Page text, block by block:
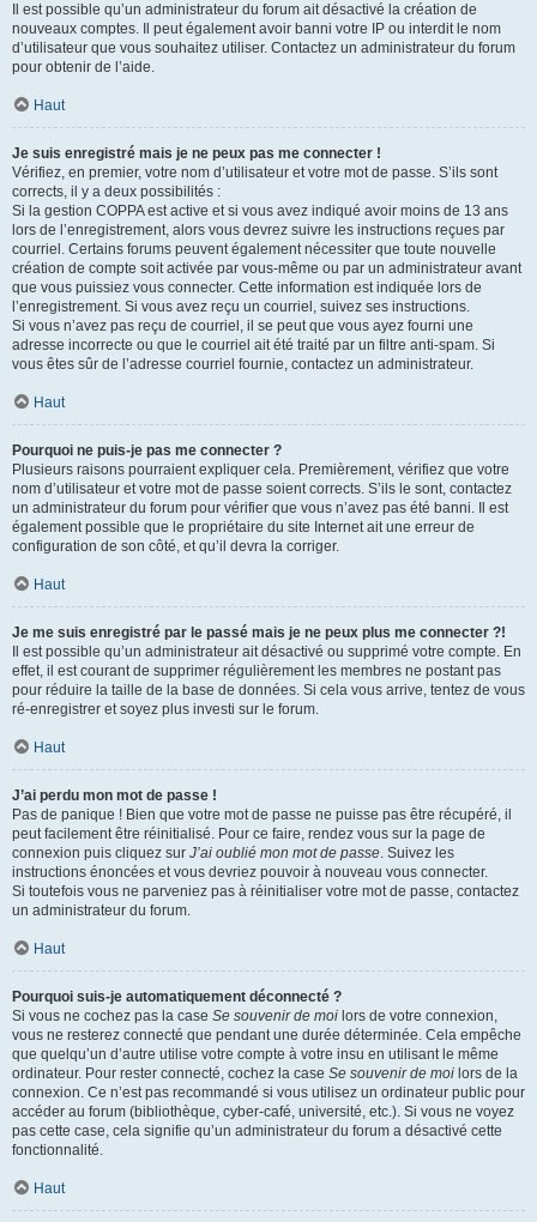
Il est possible qu’un administrateur du forum ait désactivé la création de
nouveaux comptes. Il peut également avoir banni votre IP ou interdit le nom
d’utilisateur que vous souhaitez utiliser. Contactez un administrateur du forum
pour obtenir de l’aide.
Haut
Je suis enregistré mais je ne peux pas me connecter !
Vérifiez, en premier, votre nom d’utilisateur et votre mot de passe. S’ils sont
corrects, il y a deux possibilités :
Si la gestion COPPA est active et si vous avez indiqué avoir moins de 13 ans
lors de l’enregistrement, alors vous devrez suivre les instructions reçues par
courriel. Certains forums peuvent également nécessiter que toute nouvelle
création de compte soit activée par vous-même ou par un administrateur avant
que vous puissiez vous connecter. Cette information est indiquée lors de
l’enregistrement. Si vous avez reçu un courriel, suivez ses instructions.
Si vous n’avez pas reçu de courriel, il se peut que vous ayez fourni une
adresse incorrecte ou que le courriel ait été traité par un filtre anti-spam. Si
vous êtes sûr de l’adresse courriel fournie, contactez un administrateur.
Haut
Pourquoi ne puis-je pas me connecter ?
Plusieurs raisons pourraient expliquer cela. Premièrement, vérifiez que votre
nom d’utilisateur et votre mot de passe soient corrects. S’ils le sont, contactez
un administrateur du forum pour vérifier que vous n’avez pas été banni. Il est
également possible que le propriétaire du site Internet ait une erreur de
configuration de son côté, et qu’il devra la corriger.
Haut
Je me suis enregistré par le passé mais je ne peux plus me connecter ?!
Il est possible qu’un administrateur ait désactivé ou supprimé votre compte. En
effet, il est courant de supprimer régulièrement les membres ne postant pas
pour réduire la taille de la base de données. Si cela vous arrive, tentez de vous
ré-enregistrer et soyez plus investi sur le forum.
Haut
J’ai perdu mon mot de passe !
Pas de panique ! Bien que votre mot de passe ne puisse pas être récupéré, il
peut facilement être réinitialisé. Pour ce faire, rendez vous sur la page de
connexion puis cliquez sur J’ai oublié mon mot de passe. Suivez les
instructions énoncées et vous devriez pouvoir à nouveau vous connecter.
Si toutefois vous ne parveniez pas à réinitialiser votre mot de passe, contactez
un administrateur du forum.
Haut
Pourquoi suis-je automatiquement déconnecté ?
Si vous ne cochez pas la case Se souvenir de moi lors de votre connexion,
vous ne resterez connecté que pendant une durée déterminée. Cela empêche
que quelqu’un d’autre utilise votre compte à votre insu en utilisant le même
ordinateur. Pour rester connecté, cochez la case Se souvenir de moi lors de la
connexion. Ce n’est pas recommandé si vous utilisez un ordinateur public pour
accéder au forum (bibliothèque, cyber-café, université, etc.). Si vous ne voyez
pas cette case, cela signifie qu’un administrateur du forum a désactivé cette
fonctionnalité.
Haut